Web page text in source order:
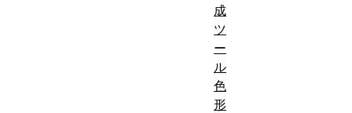
成
ツ
ー
ル
色
形